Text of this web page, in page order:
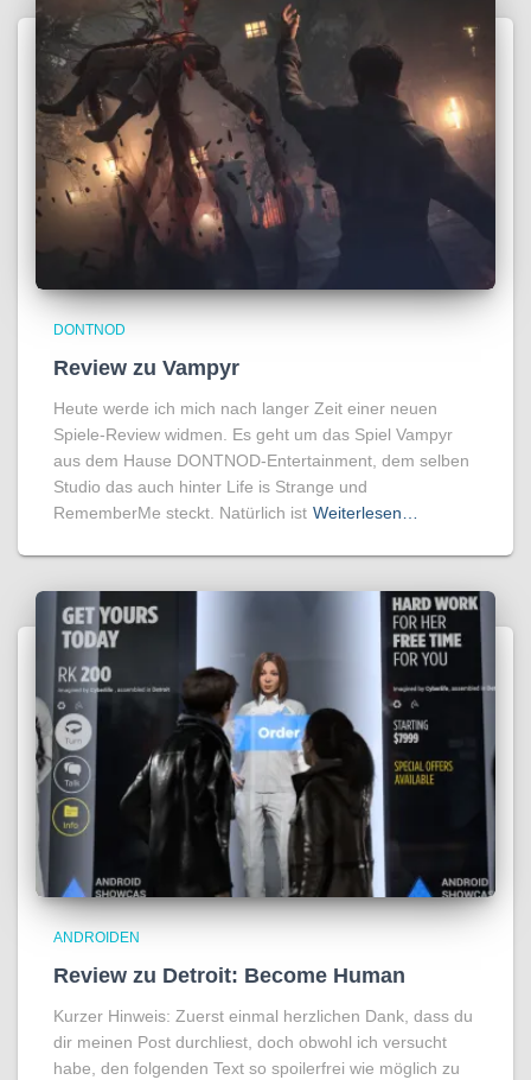
DONTNOD
Review zu Vampyr
Heute werde ich mich nach langer Zeit einer neuen
Spiele-Review widmen. Es geht um das Spiel Vampyr
aus dem Hause DONTNOD-Entertainment, dem selben
Studio das auch hinter Life is Strange und
RememberMe steckt. Natürlich ist Weiterlesen…
ANDROIDEN
Review zu Detroit: Become Human
Kurzer Hinweis: Zuerst einmal herzlichen Dank, dass du
dir meinen Post durchliest, doch obwohl ich versucht
habe, den folgenden Text so spoilerfrei wie möglich zu